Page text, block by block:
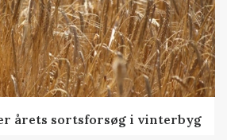
årets sortsforsøg i vinterbyg